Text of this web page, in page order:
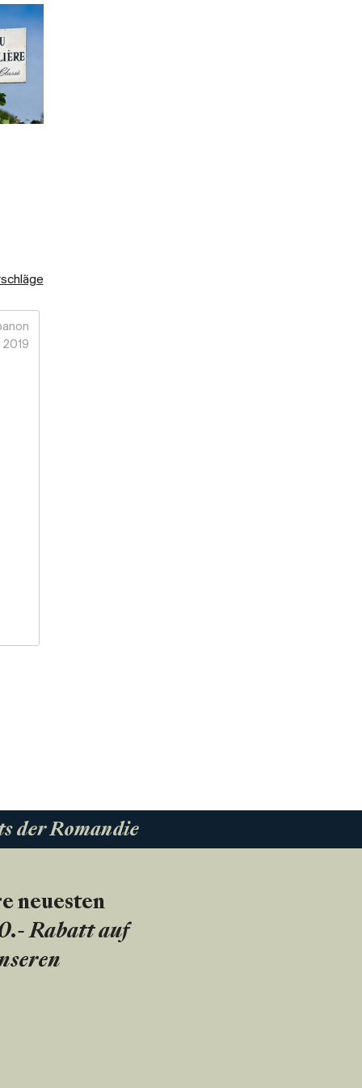
2019
der Romandie
neuesten
Rabatt auf